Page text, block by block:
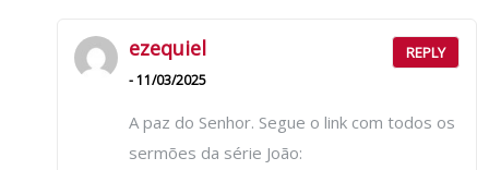
REPLY
ezequiel
- 11/03/2025
A paz do Senhor. Segue o link com todos os
sermões da série João: